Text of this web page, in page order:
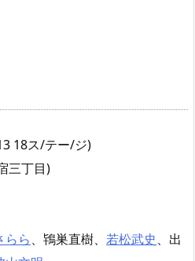
18ス/テー/ジ)
三丁目)
らら、鴇巣直樹、 若松武史、出